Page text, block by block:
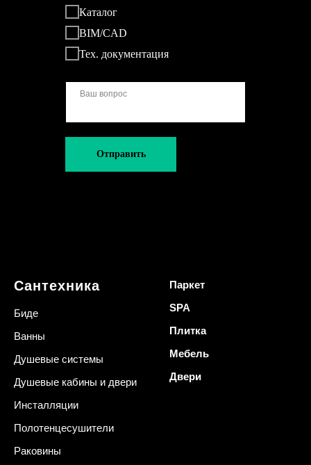
Каталог
BIM/CAD
Тех. документация
Отправить
Сантехника
Биде
Ванны
Душевые системы
Душевые кабины и двери
Инсталляции
Полотенцесушители
Раковины
Паркет
SPA
Плитка
Мебель
Двери